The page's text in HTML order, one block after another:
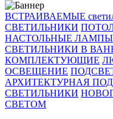
ВСТРАИВАЕМЫЕ
СВЕТИЛЬНИКИ
НАСТОЛЬНЫЕ ЛАМПЫ
СВЕТИЛЬНИКИ В
КОМПЛЕКТУЮЩИЕ
ОСВЕЩЕНИЕ
АРХИТЕКТУРНАЯ
СВЕТИЛЬНИКИ
СВЕТОМ